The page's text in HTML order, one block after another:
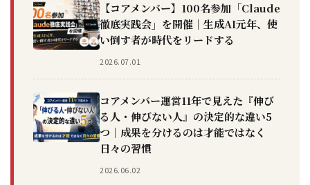
【コアメンバー】100名参加「Claude
徹底実践会」を開催｜生成AI元年、使
い倒す者が時代をリードする
2026.07.01
コアメンバー運営11年で見えた『伸び
る人・伸びない人』の決定的な違い5
つ｜成果を分けるのは才能ではなく
日々の習慣
2026.06.02